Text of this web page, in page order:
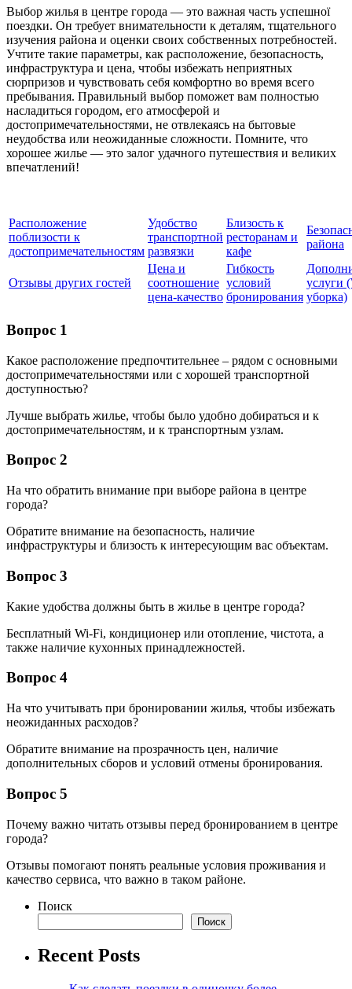
Выбор жилья в центре города — это важная часть успешної
поездки. Он требует внимательности к деталям, тщательного
изучения района и оценки своих собственных потребностей.
Учтите такие параметры, как расположение, безопасность,
инфраструктура и цена, чтобы избежать неприятных
сюрпризов и чувствовать себя комфортно во время всего
пребывания. Правильный выбор поможет вам полностью
насладиться городом, его атмосферой и
достопримечательностями, не отвлекаясь на бытовые
неудобства или неожиданные сложности. Помните, что
хорошее жилье — это залог удачного путешествия и великих
впечатлений!
Расположение
поблизости к
достопримечательностям
Удобство
транспортной
развязки
Близость к
ресторанам и
кафе
района
Отзывы других гостей
Цена и
соотношение
цена-качество
Гибкость
условий
бронирования
услуги
уборка)
Вопрос 1
Какое расположение предпочтительнее – рядом с основными
достопримечательностями или с хорошей транспортной
доступностью?
Лучше выбрать жилье, чтобы было удобно добираться и к
достопримечательностям, и к транспортным узлам.
Вопрос 2
На что обратить внимание при выборе района в центре
города?
Обратите внимание на безопасность, наличие
инфраструктуры и близость к интересующим вас объектам.
Вопрос 3
Какие удобства должны быть в жилье в центре города?
Бесплатный Wi-Fi, кондиционер или отопление, чистота, а
также наличие кухонных принадлежностей.
Вопрос 4
На что учитывать при бронировании жилья, чтобы избежать
неожиданных расходов?
Обратите внимание на прозрачность цен, наличие
дополнительных сборов и условий отмены бронирования.
Вопрос 5
Почему важно читать отзывы перед бронированием в центре
города?
Отзывы помогают понять реальные условия проживания и
качество сервиса, что важно в таком районе.
Поиск
Поиск
Recent Posts